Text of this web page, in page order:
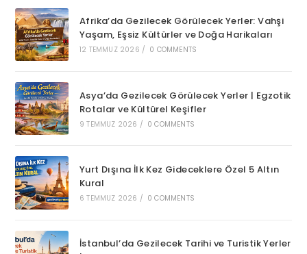
Afrika’da Gezilecek Görülecek Yerler: Vahşi
Yaşam, Eşsiz Kültürler ve Doğa Harikaları
12 TEMMUZ 2026 / 0 COMMENTS
Asya’da Gezilecek Görülecek Yerler | Egzotik
Rotalar ve Kültürel Keşifler
9 TEMMUZ 2026 / 0 COMMENTS
Yurt Dışına İlk Kez Gideceklere Özel 5 Altın
Kural
6 TEMMUZ 2026 / 0 COMMENTS
İstanbul’da Gezilecek Tarihi ve Turistik Yerler